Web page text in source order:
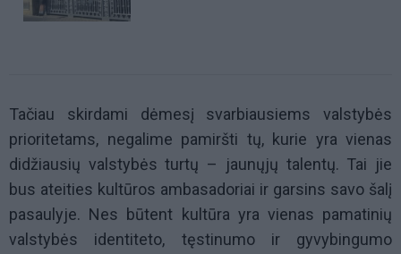
Tačiau skirdami dėmesį svarbiausiems valstybės
prioritetams, negalime pamiršti tų, kurie yra vienas
didžiausių valstybės turtų – jaunųjų talentų. Tai jie
bus ateities kultūros ambasadoriai ir garsins savo šalį
pasaulyje. Nes būtent kultūra yra vienas pamatinių
valstybės identiteto, tęstinumo ir gyvybingumo